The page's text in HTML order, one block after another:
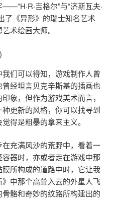
吉格尔”与“济斯瓦夫·
了《异形》的瑞士知名艺术
术绘画大师。
们可以得知，游戏制作人曾
经坦言贝克辛斯基的插画也
象，但作为游戏美术而言，
种更新的风格，你可以找寻到
得是粗暴的拿来主义。
充满风沙的荒野中，看着一
器时，亦或者走在游戏中那
所构成的道路中时，它让我
中那个高耸入云的外星人飞
骼和奇妙的纹路所构建出的